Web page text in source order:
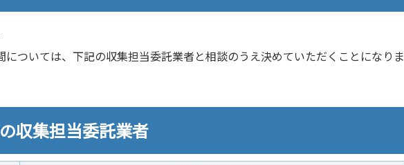
ついては、下記の収集担当委託業者と相談のうえ決めていただくことになりま
収集担当委託業者